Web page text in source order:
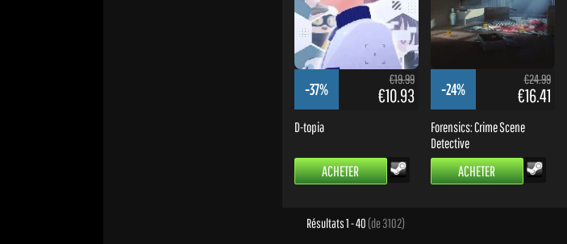
-37%
€19.99
€10.93
D-topia
ACHETER
-24%
€24.99
€16.41
Forensics: Crime Scene
Detective
ACHETER
Résultats 1 - 40(de 3102)